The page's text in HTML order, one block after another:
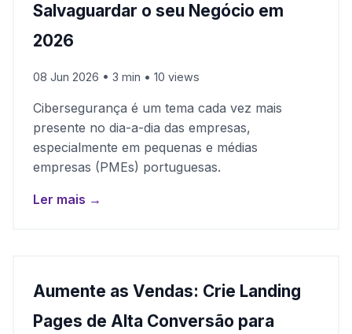
Salvaguardar o seu Negócio em
2026
08 Jun 2026 • 3 min • 10 views
Cibersegurança é um tema cada vez mais
presente no dia-a-dia das empresas,
especialmente em pequenas e médias
empresas (PMEs) portuguesas.
Ler mais →
Aumente as Vendas: Crie Landing
Pages de Alta Conversão para